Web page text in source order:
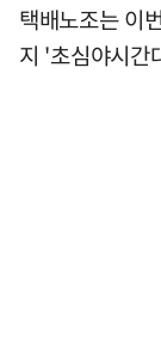
택배노조는 이
지 '초심야시간